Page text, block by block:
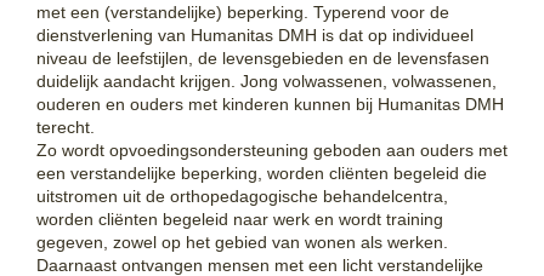
met een (verstandelijke) beperking. Typerend voor de
dienstverlening van Humanitas DMH is dat op individueel
niveau de leefstijlen, de levensgebieden en de levensfasen
duidelijk aandacht krijgen. Jong volwassenen, volwassenen,
ouderen en ouders met kinderen kunnen bij Humanitas DMH
terecht.
Zo wordt opvoedingsondersteuning geboden aan ouders met
een verstandelijke beperking, worden cliënten begeleid die
uitstromen uit de orthopedagogische behandelcentra,
worden cliënten begeleid naar werk en wordt training
gegeven, zowel op het gebied van wonen als werken.
Daarnaast ontvangen mensen met een licht verstandelijke